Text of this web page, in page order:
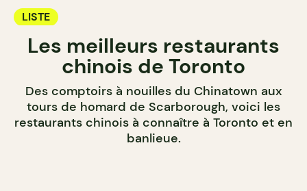
LISTE
Les meilleurs restaurants
chinois de Toronto
Des comptoirs à nouilles du Chinatown aux
tours de homard de Scarborough, voici les
restaurants chinois à connaître à Toronto et en
banlieue.